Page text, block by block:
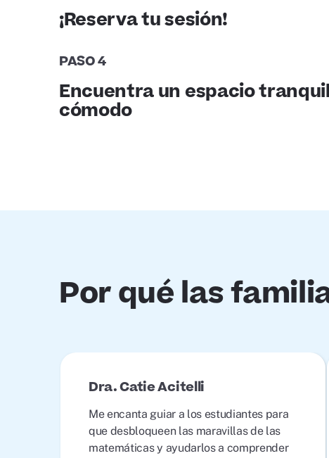
¡Reserva tu sesión!
PASO 4
Encuentra un espacio
cómodo
Por qué las
Dra. Catie Acitelli
Me encanta guiar a los estudiantes para
que desbloqueen las maravillas de las
matemáticas y ayudarlos a comprender